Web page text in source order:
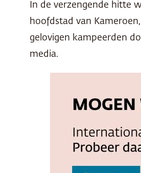
In de verzengende hitte
hoofdstad van
gelovigen kampeerden
media.